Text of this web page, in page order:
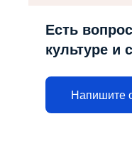
Есть
культуре и
Напишите